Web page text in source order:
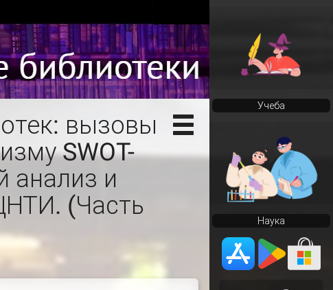
вызовы
SWOT-
анализ и
(Часть
Учеба
Наука